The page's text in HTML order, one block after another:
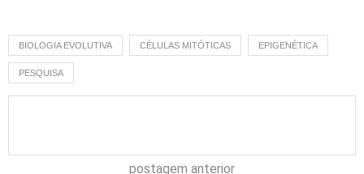
BIOLOGIA EVOLUTIVA CÉLULAS MITÓTICAS EPIGENÉTICA
PESQUISA
postagem anterior